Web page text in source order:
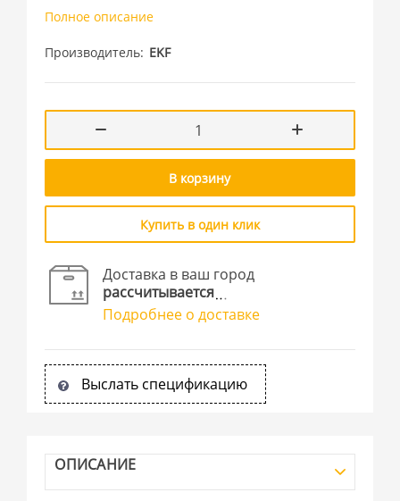
Полное описание
Производитель EKF
В корзину
Купить в один клик
Доставка в ваш город
рассчитывается
Подробнее о доставке
Выслать спецификацию
ОПИСАНИЕ